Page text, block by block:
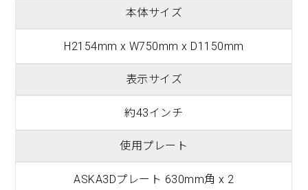
本体サイズ
H2154mm x W750mm x D1150mm
表示サイズ
約43インチ
使用プレート
ASKA3Dプレート 630mm角 x 2